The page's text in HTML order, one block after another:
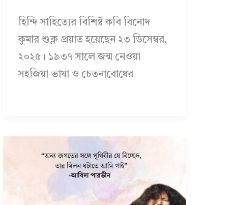
হিন্দি সাহিত্যের বিশিষ্ট কবি বিনোদ
কুমার শুক্ল প্রয়াত হয়েছেন ২৩ ডিসেম্বর,
২০২৫। ১৯৩৭ সালে জন্ম নেওয়া
সহজিয়া ভাষা ও চেতনাবোধের